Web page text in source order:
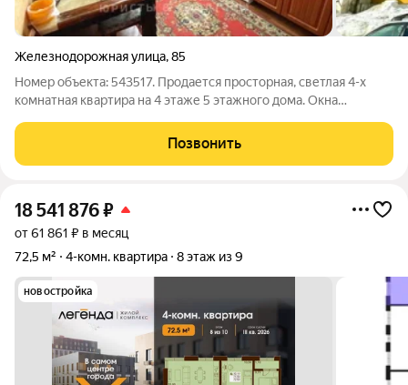
Железнодорожная улица,85
Номер объекта: 543517. Продается просторная, светлая 4-х
комнатная квартира на 4 этаже 5 этажного дома. Окна
создают оптимальный климат в квартире. Если вы цените
комфорт, то эта квартира
Позвонить
18 541 876₽
от 61 861 ₽ в месяц
72,5 м²
4-комн. квартира 8 этаж из 9
новостройка